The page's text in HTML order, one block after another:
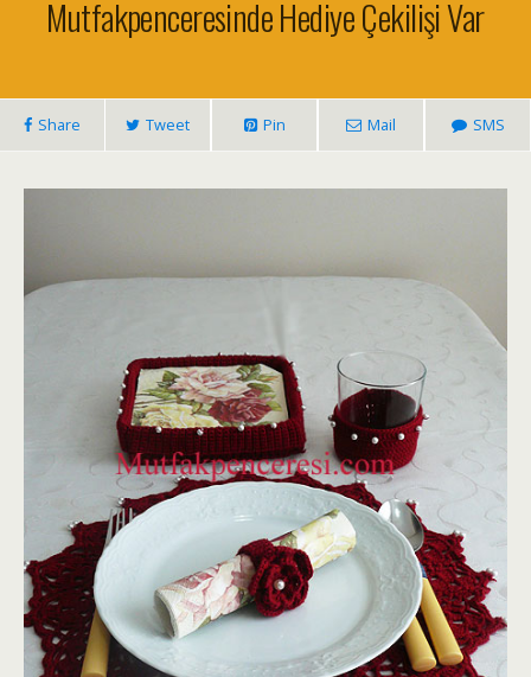
Mutfakpenceresinde Hediye Çekilişi Var
Share Tweet Pin Mail SMS